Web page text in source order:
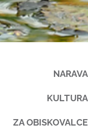
NARAVA
KULTURA
ZA OBISKOVALCE